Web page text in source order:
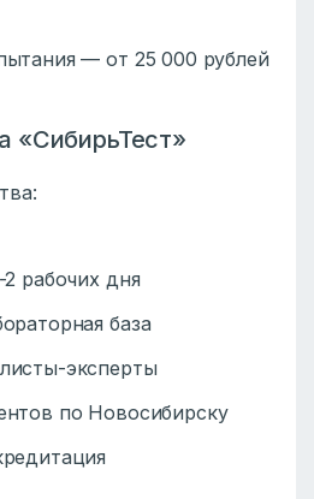
— от 25 000 рублей
«СибирьТест»
рабочих дня
база
эксперты
по Новосибирску